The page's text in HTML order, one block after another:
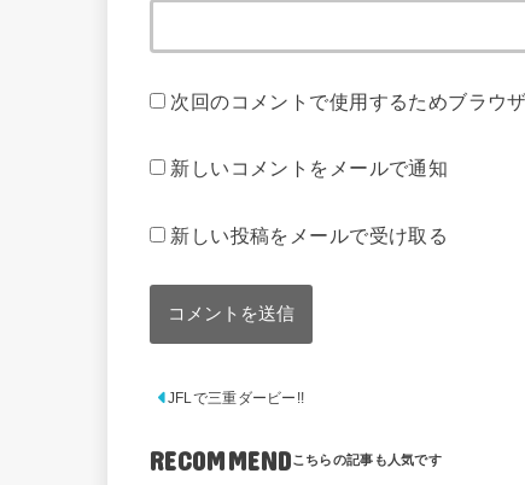
次回のコメントで使用するためブラウ
新しいコメントをメールで通知
新しい投稿をメールで受け取る
JFLで三重ダービー!!
RECOMMEND